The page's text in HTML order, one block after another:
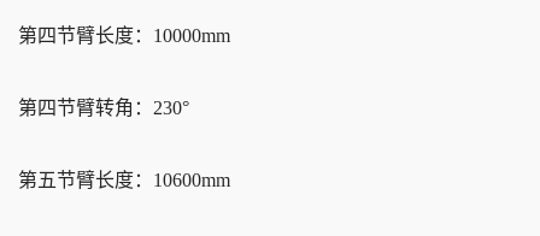
第四节臂长度：10000mm
第四节臂转角：230°
第五节臂长度：10600mm